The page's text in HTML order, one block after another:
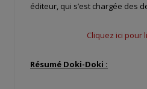
éditeur, qui s’est chargée des
Cliquez ici pour
Résumé Doki-Doki :